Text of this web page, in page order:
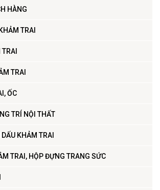
HÀNG
TRAI
TRAI
ỐC
TRÍ NỘI THẤT
KHẢM TRAI
TRAI, HỘP ĐỰNG TRANG SỨC